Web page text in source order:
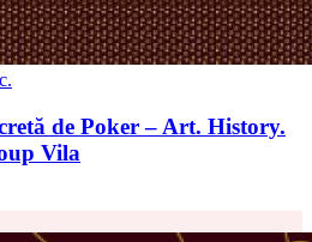
de Poker – Art. History.
Vila